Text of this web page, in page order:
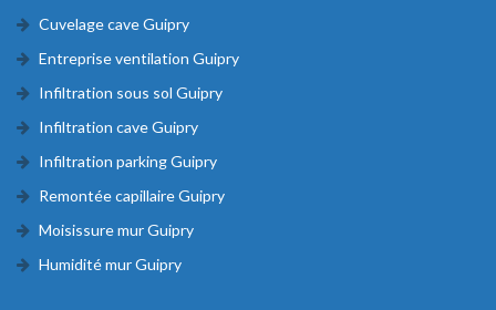
Cuvelage cave Guipry
Entreprise ventilation Guipry
Infiltration sous sol Guipry
Infiltration cave Guipry
Infiltration parking Guipry
Remontée capillaire Guipry
Moisissure mur Guipry
Humidité mur Guipry